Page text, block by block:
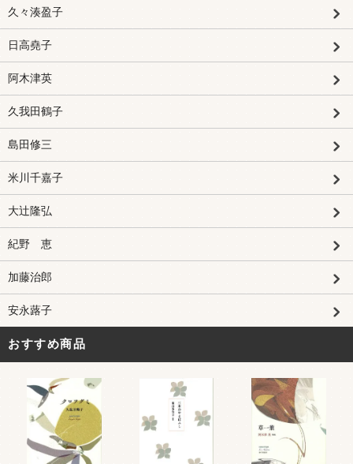
久々湊盈子
日高堯子
阿木津英
久我田鶴子
島田修三
米川千嘉子
大辻隆弘
紀野 恵
加藤治郎
安永蕗子
おすすめ商品